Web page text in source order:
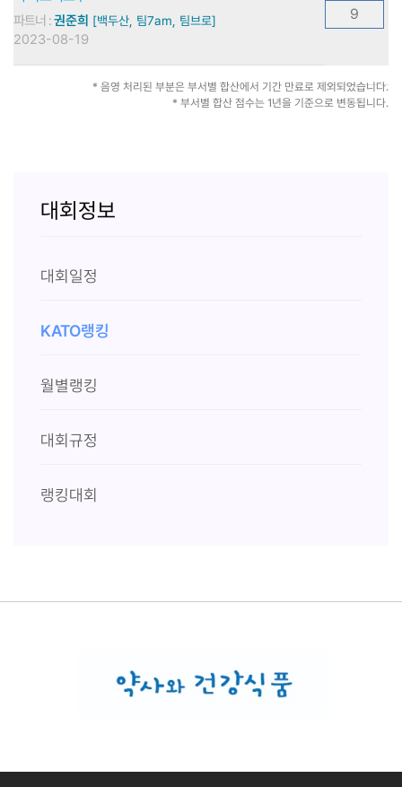
파트너 :권준희 [백두산, 팀7am, 팀브로]
2023-08-19
9
* 음영 처리된 부분은 부서별 합산에서 기간 만료로 제외되었습니다.
* 부서별 합산 점수는 1년을 기준으로 변동됩니다.
대회정보
대회일정
KATO랭킹
월별랭킹
대회규정
랭킹대회